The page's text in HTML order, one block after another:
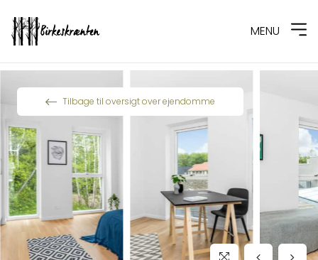
MENU
Tilbage til oversigt over ejendomme